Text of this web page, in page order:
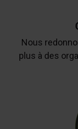
Nous
plus à des